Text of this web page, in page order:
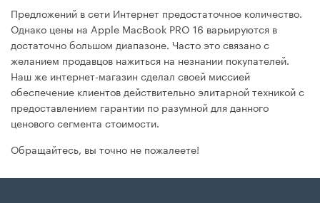
Предложений в сети Интернет предостаточное количество.
Однако цены на Apple MacBook PRO 16 варьируются в
достаточно большом диапазоне. Часто это связано с
желанием продавцов нажиться на незнании покупателей.
Наш же интернет-магазин сделал своей миссией
обеспечение клиентов действительно элитарной техникой с
предоставлением гарантии по разумной для данного
ценового сегмента стоимости.
Обращайтесь, вы точно не пожалеете!